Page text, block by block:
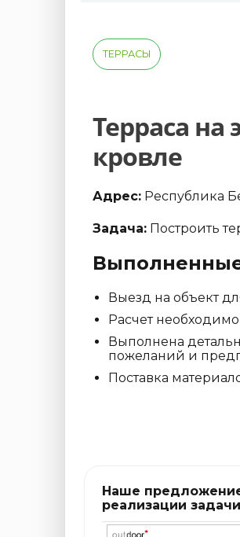
ТЕРРАСЫ
Терраса на
кровле
Адрес: Республика
Задача: Построить
Выезд на объект
Расчет
Выполнена
пожеланий и
Поставка
Наше
реализации